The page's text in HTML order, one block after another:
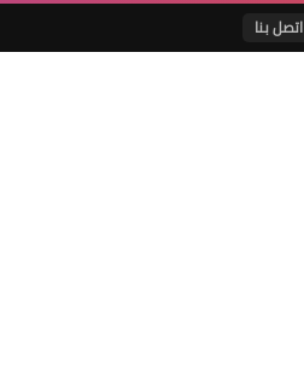
اتصل بنا